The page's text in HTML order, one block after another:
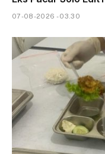
07-08-2026 - 03.30